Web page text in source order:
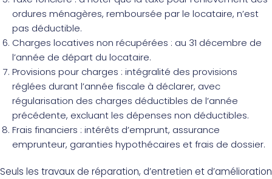
ordures ménagères, remboursée par le locataire, n’est
pas déductible.
Charges locatives non récupérées : au 31 décembre de
l’année de départ du locataire.
Provisions pour charges : intégralité des provisions
réglées durant l’année fiscale à déclarer, avec
régularisation des charges déductibles de l’année
précédente, excluant les dépenses non déductibles.
Frais financiers : intérêts d’emprunt, assurance
emprunteur, garanties hypothécaires et frais de dossier.
Seuls les travaux de réparation, d’entretien et d’amélioration